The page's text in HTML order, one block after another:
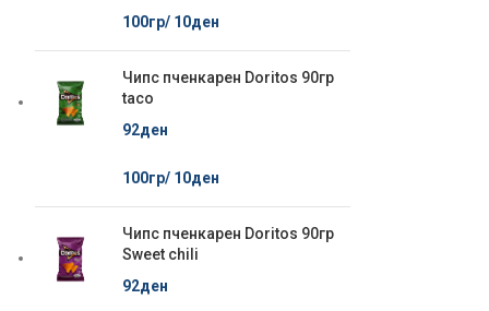
100гр/ 10ден
Чипс пченкарен Doritos 90гр
taco
92ден
100гр/ 10ден
Чипс пченкарен Doritos 90гр
Sweet chili
92ден